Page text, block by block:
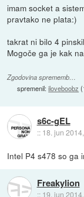
imam socket a
pravtako ne plata:)
takrat ni bilo 4
Mogoče ga je kak
Zgodovina sprememb…
spremenil:iloveboobz (
s6c-gEL
:: 18. jun
Intel P4 s478 so ga
Freakylion
:: 19. jun